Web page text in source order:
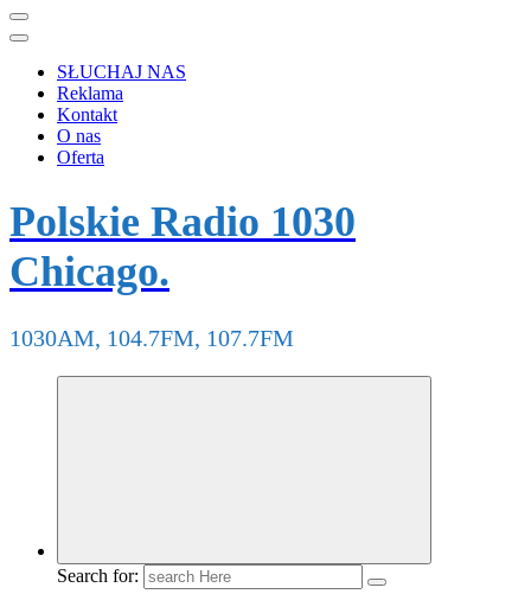
SŁUCHAJ NAS
Reklama
Kontakt
O nas
Oferta
Polskie Radio 1030
Chicago.
1030AM, 104.7FM, 107.7FM
Search for: